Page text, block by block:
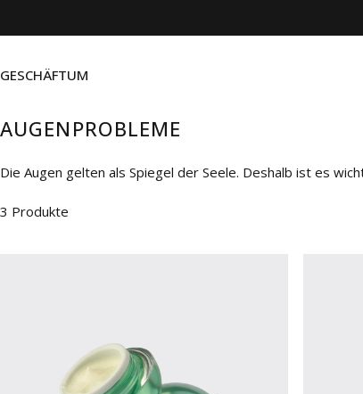
GESCHÄFTUM
AUGENPROBLEME
Die Augen gelten als Spiegel der Seele. Deshalb ist es
3 Produkte